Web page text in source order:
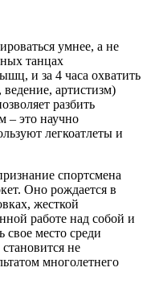
умнее, а не
танцах
и за 4 часа охватить
артистизм)
разбить
– это научно
легкоатлеты и
спортсмена
Оно рождается в
жесткой
работе над собой и
свое место среди
не
многолетнего